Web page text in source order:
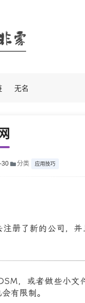
无名
30 分类 应用技巧
注册了新的公司，
，或者做些小文
有限制。